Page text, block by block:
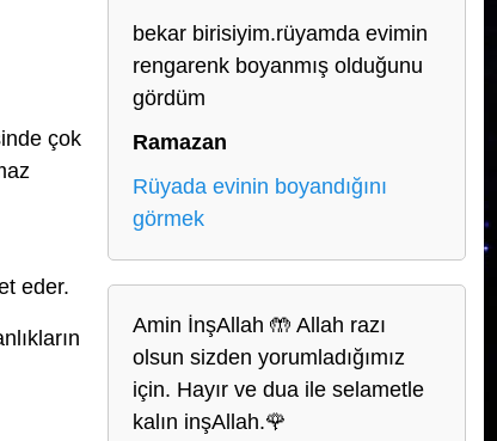
çok
eder.
bekar birisiyim.rüyamda evimin
rengarenk boyanmış olduğunu
gördüm
Ramazan
Rüyada evinin boyandığını
görmek
Amin İnşAllah 🤲 Allah razı
olsun sizden yorumladığımız
için. Hayır ve dua ile selametle
kalın inşAllah.🌹